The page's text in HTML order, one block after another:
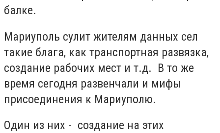
балке.
Мариуполь сулит жителям данных сел
такие блага, как транспортная развязка,
создание рабочих мест и т.д. В то же
время сегодня развенчали и мифы
присоединения к Мариуполю.
Один из них - создание на этих